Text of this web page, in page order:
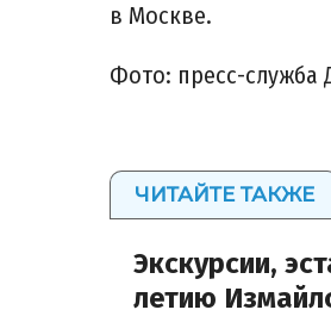
в Москве.
Фото: пресс-служба
ЧИТАЙТЕ ТАКЖЕ
Экскурсии,
летию